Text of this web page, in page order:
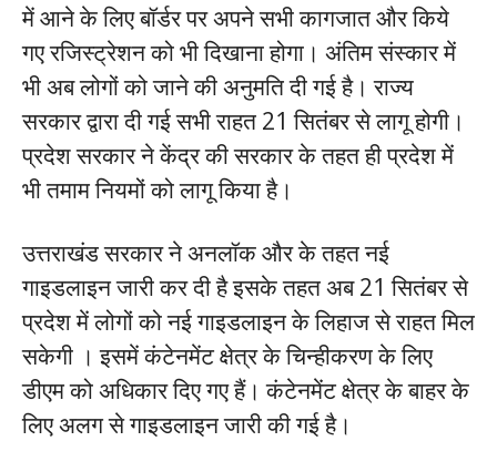
में आने के लिए बॉर्डर पर अपने सभी कागजात और किये
गए रजिस्ट्रेशन को भी दिखाना होगा। अंतिम संस्कार में
भी अब लोगों को जाने की अनुमति दी गई है। राज्य
सरकार द्वारा दी गई सभी राहत 21 सितंबर से लागू होगी।
प्रदेश सरकार ने केंद्र की सरकार के तहत ही प्रदेश में
भी तमाम नियमों को लागू किया है।
उत्तराखंड सरकार ने अनलॉक और के तहत नई
गाइडलाइन जारी कर दी है इसके तहत अब 21 सितंबर से
प्रदेश में लोगों को नई गाइडलाइन के लिहाज से राहत मिल
सकेगी । इसमें कंटेनमेंट क्षेत्र के चिन्हीकरण के लिए
डीएम को अधिकार दिए गए हैं। कंटेनमेंट क्षेत्र के बाहर के
लिए अलग से गाइडलाइन जारी की गई है।